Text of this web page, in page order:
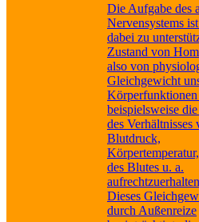
Die Aufgabe des
Nervensystems
dabei zu
Zustand von
also von
Gleichgewicht
beispielsweise
des Verhältnisses
Blutdruck,
des Blutes u. a.
Dieses
durch Außenreize